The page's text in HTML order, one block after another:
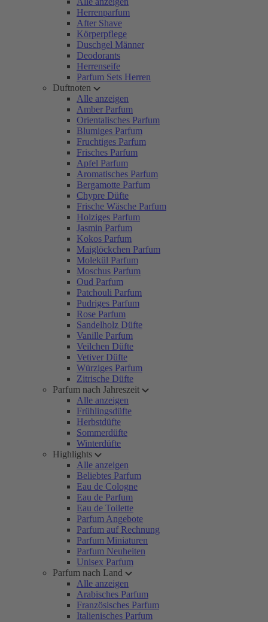
Herrenparfum
After Shave
Körperpflege
Duschgel Männer
Deodorants
Herrenseife
Parfum Sets Herren
Duftnoten
Alle anzeigen
Amber Parfum
Orientalisches Parfum
Blumiges Parfum
Fruchtiges Parfum
Frisches Parfum
Apfel Parfum
Aromatisches Parfum
Bergamotte Parfum
Chypre Düfte
Frische Wäsche Parfum
Holziges Parfum
Jasmin Parfum
Kokos Parfum
Maiglöckchen Parfum
Molekül Parfum
Moschus Parfum
Oud Parfum
Patchouli Parfum
Pudriges Parfum
Rose Parfum
Sandelholz Düfte
Vanille Parfum
Veilchen Düfte
Vetiver Düfte
Würziges Parfum
Zitrische Düfte
Parfum nach Jahreszeit
Alle anzeigen
Frühlingsdüfte
Herbstdüfte
Sommerdüfte
Winterdüfte
Highlights
Alle anzeigen
Beliebtes Parfum
Eau de Cologne
Eau de Parfum
Eau de Toilette
Parfum Angebote
Parfum auf Rechnung
Parfum Miniaturen
Parfum Neuheiten
Unisex Parfum
Parfum nach Land
Alle anzeigen
Arabisches Parfum
Französisches Parfum
Italienisches Parfum